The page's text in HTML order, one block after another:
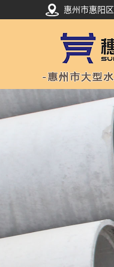
惠州市惠阳